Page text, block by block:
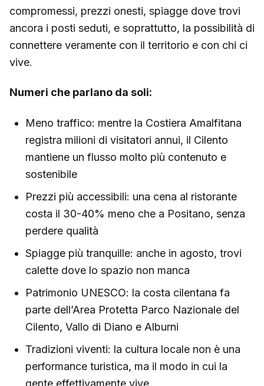
compromessi, prezzi onesti, spiagge dove trovi
ancora i posti seduti, e soprattutto, la possibilità di
connettere veramente con il territorio e con chi ci
vive.
Numeri che parlano da soli:
Meno traffico: mentre la Costiera Amalfitana
registra milioni di visitatori annui, il Cilento
mantiene un flusso molto più contenuto e
sostenibile
Prezzi più accessibili: una cena al ristorante
costa il 30-40% meno che a Positano, senza
perdere qualità
Spiagge più tranquille: anche in agosto, trovi
calette dove lo spazio non manca
Patrimonio UNESCO: la costa cilentana fa
parte dell’Area Protetta Parco Nazionale del
Cilento, Vallo di Diano e Alburni
Tradizioni viventi: la cultura locale non è una
performance turistica, ma il modo in cui la
gente effettivamente vive